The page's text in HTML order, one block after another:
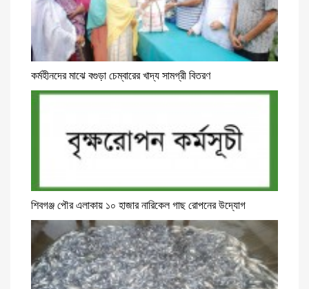
কর্মহীনদের মাঝে বগুড়া চেম্বারের খাদ্য সামগ্রী বিতরণ
শিবগঞ্জ পৌর এলাকায় ১০ হাজার নারিকেল গাছ রোপনের উদ্যোগ